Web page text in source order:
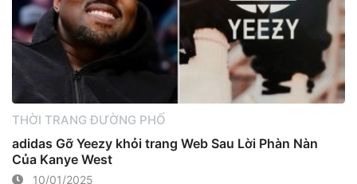
THỜI TRANG ĐƯỜNG PHỐ
adidas Gỡ Yeezy khỏi trang Web Sau Lời Phàn Nàn
Của Kanye West
10/01/2025